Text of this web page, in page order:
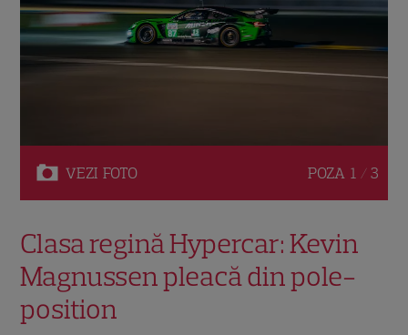
VEZI FOTO POZA 1 / 3
Clasa regină Hypercar: Kevin
Magnussen pleacă din pole-
position